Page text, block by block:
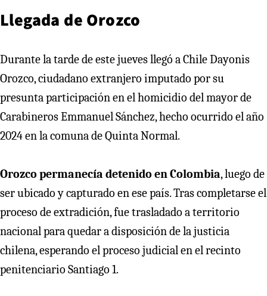
Llegada de Orozco
Durante la tarde de este jueves llegó a Chile Dayonis
Orozco, ciudadano extranjero imputado por su
presunta participación en el homicidio del mayor de
Carabineros Emmanuel Sánchez, hecho ocurrido el año
2024 en la comuna de Quinta Normal.
Orozco permanecía detenido en Colombia, luego de
ser ubicado y capturado en ese país. Tras completarse el
proceso de extradición, fue trasladado a territorio
nacional para quedar a disposición de la justicia
chilena, esperando el proceso judicial en el recinto
penitenciario Santiago 1.